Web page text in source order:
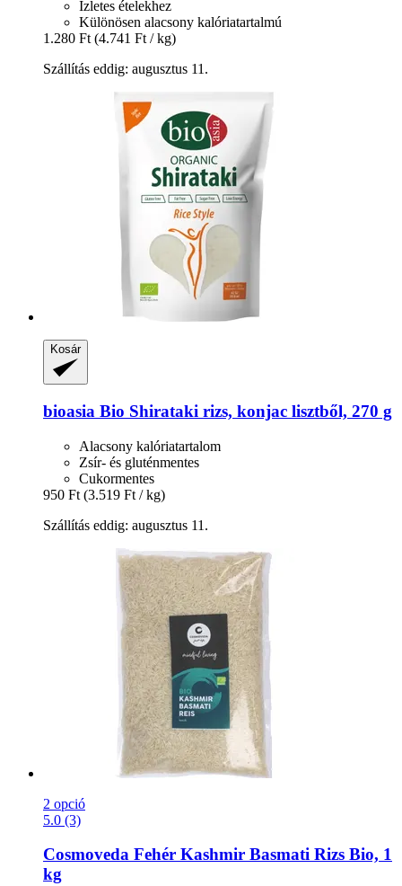
Ízletes ételekhez
Különösen alacsony kalóriatartalmú
1.280 Ft (4.741 Ft / kg)
Szállítás eddig: augusztus 11.
Kosár
bioasia Bio Shirataki rizs, konjac lisztből, 270 g
Alacsony kalóriatartalom
Zsír- és gluténmentes
Cukormentes
950 Ft (3.519 Ft / kg)
Szállítás eddig: augusztus 11.
2 opció
5.0 (3)
Cosmoveda Fehér Kashmir Basmati Rizs Bio, 1
kg